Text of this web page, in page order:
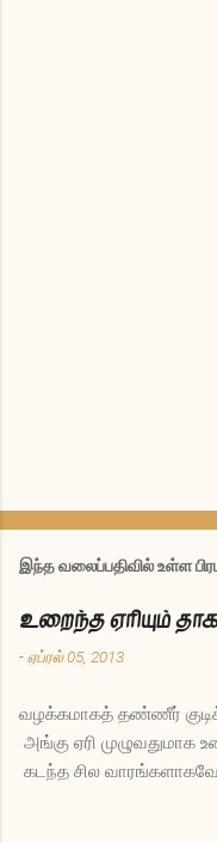
இந்த வலைப்பதிவில் உள்ள
உறைந்த ஏரியும்
-ஏப்ரல் 05, 2013
வழக்கமாகத் தண்ணீர்
அங்கு ஏரி முழுவதுமாக
கடந்த சில வாரங்களாகவே
தாகத்துடனேயே